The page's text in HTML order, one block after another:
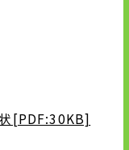
[PDF:30KB]